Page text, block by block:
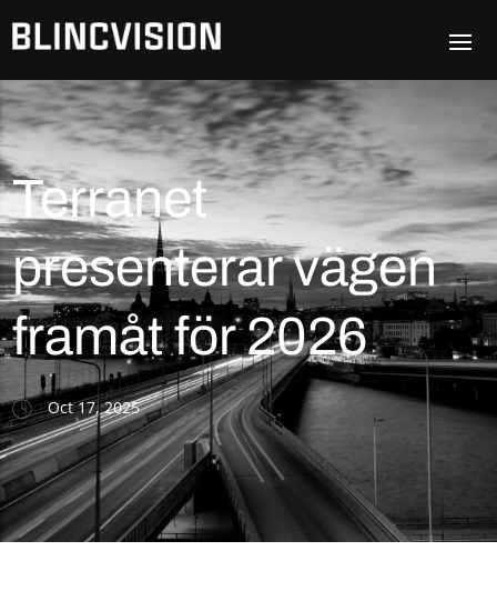
Terranet
presenterar vägen
framåt för 2026
Oct 17, 2025